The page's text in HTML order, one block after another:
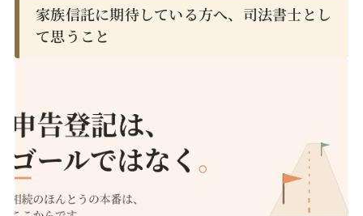
家族信託に期待している方へ、司法書士とし
て思うこと